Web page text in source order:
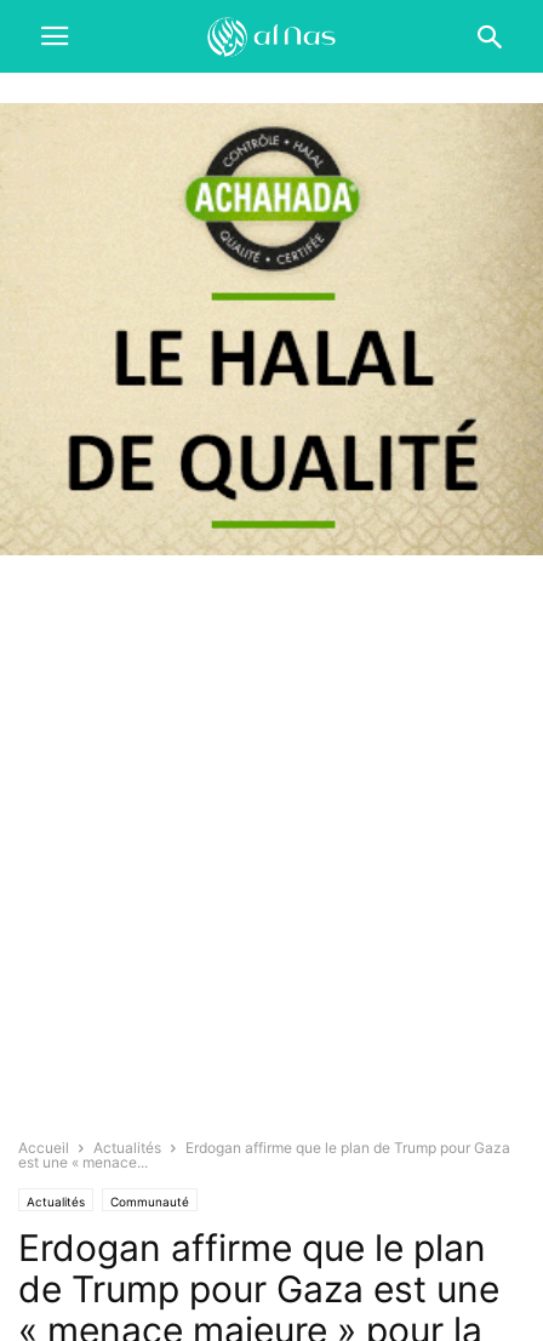
Accueil Actualités
Erdogan affirme que le plan de Trump pour Gaza
est une « menace...
Actualités Communauté
Erdogan affirme que le plan
de Trump pour Gaza est une
« menace majeure » pour la